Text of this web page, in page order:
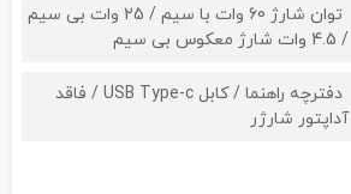
توان شارژ 60 وات با سیم / 25 وات بی سیم
/ 4.5 وات شارژ معکوس بی سیم
دفترچه راهنما / کابل USB Type-c / فاقد
آداپتور شارژر